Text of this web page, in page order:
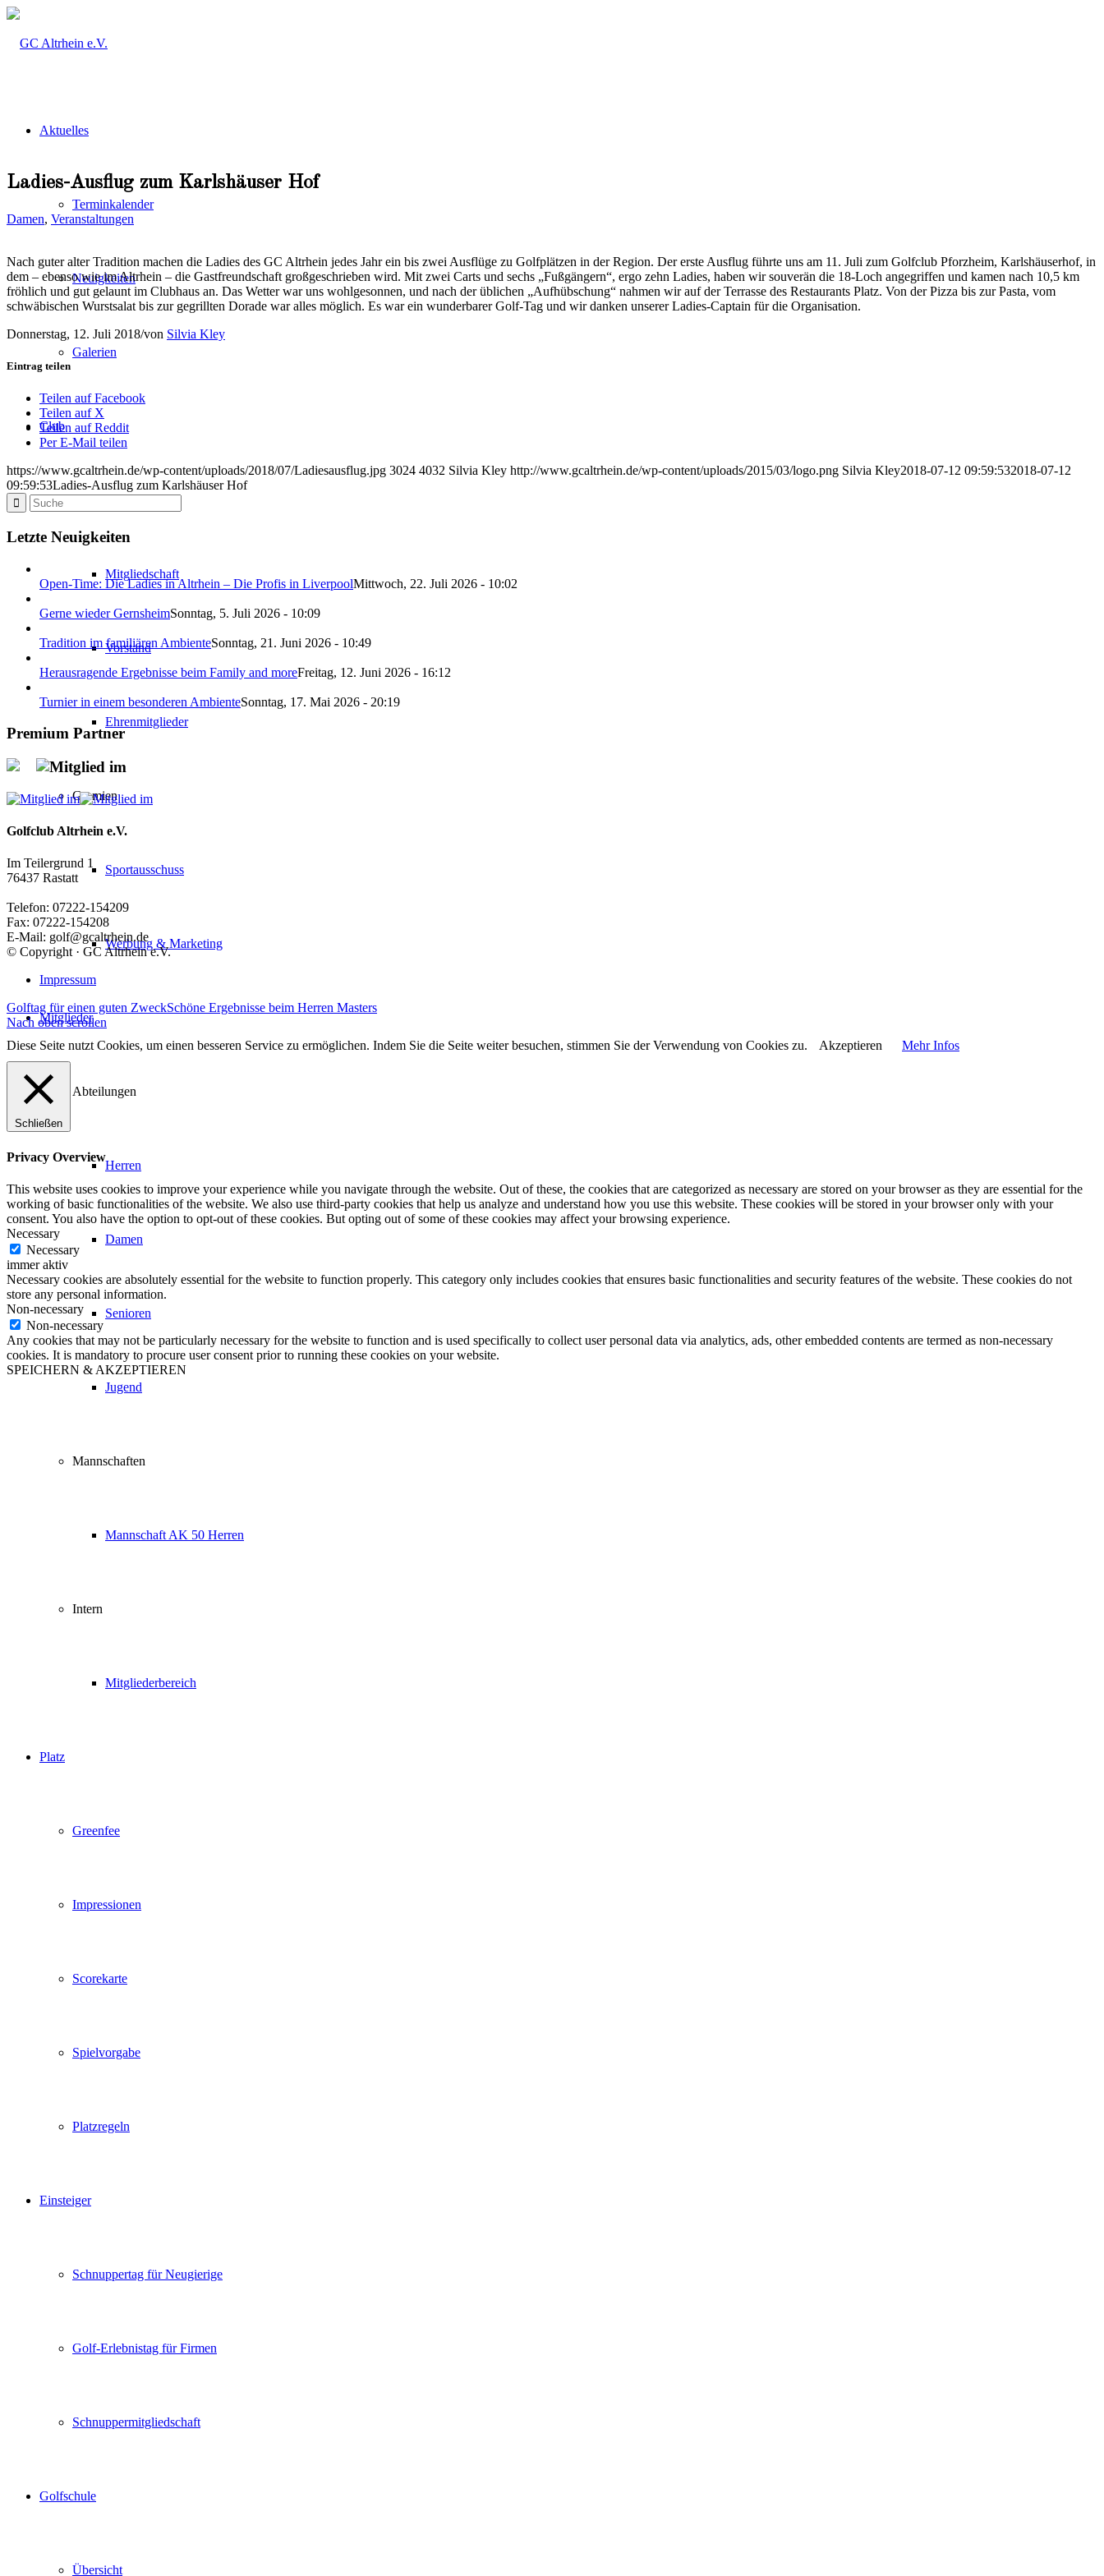
Aktuelles
Terminkalender
Neuigkeiten
Galerien
Club
Information
Mitgliedschaft
Vorstand
Ehrenmitglieder
Gremien
Sportausschuss
Werbung & Marketing
Mitglieder
Abteilungen
Herren
Damen
Senioren
Jugend
Mannschaften
Mannschaft AK 50 Herren
Intern
Mitgliederbereich
Platz
Greenfee
Impressionen
Scorekarte
Spielvorgabe
Platzregeln
Einsteiger
Schnuppertag für Neugierige
Golf-Erlebnistag für Firmen
Schnuppermitgliedschaft
Golfschule
Übersicht
Ladies-Ausflug zum Karlshäuser Hof
Damen, Veranstaltungen
Nach guter alter Tradition machen die Ladies des GC Altrhein jedes Jahr ein bis zwei Ausflüge zu Golfplätzen in der Region. Der erste Ausflug führte uns am 11. Juli zum Golfclub Pforzheim, Karlshäuserhof, in
dem – ebenso wie im Altrhein – die Gastfreundschaft großgeschrieben wird. Mit zwei Carts und sechs „Fußgängern“, ergo zehn Ladies, haben wir souverän die 18-Loch angegriffen und kamen nach 10,5 km
fröhlich und gut gelaunt im Clubhaus an. Das Wetter war uns wohlgesonnen, und nach der üblichen „Aufhübschung“ nahmen wir auf der Terrasse des Restaurants Platz. Von der Pizza bis zur Pasta, vom
schwäbischen Wurstsalat bis zur gegrillten Dorade war alles möglich. Es war ein wunderbarer Golf-Tag und wir danken unserer Ladies-Captain für die Organisation.
Donnerstag, 12. Juli 2018/von Silvia Kley
Eintrag teilen
Teilen auf Facebook
Teilen auf X
Teilen auf Reddit
Per E-Mail teilen
https://www.gcaltrhein.de/wp-content/uploads/2018/07/Ladiesausflug.jpg 3024 4032 Silvia Kley http://www.gcaltrhein.de/wp-content/uploads/2015/03/logo.png Silvia Kley2018-07-12 09:59:532018-07-12
09:59:53Ladies-Ausflug zum Karlshäuser Hof
Letzte Neuigkeiten
Open-Time: Die Ladies in Altrhein – Die Profis in LiverpoolMittwoch, 22. Juli 2026 - 10:02
Gerne wieder GernsheimSonntag, 5. Juli 2026 - 10:09
Tradition im familiären AmbienteSonntag, 21. Juni 2026 - 10:49
Herausragende Ergebnisse beim Family and moreFreitag, 12. Juni 2026 - 16:12
Turnier in einem besonderen AmbienteSonntag, 17. Mai 2026 - 20:19
Premium Partner
Mitglied im
Golfclub Altrhein e.V.
Im Teilergrund 1
76437 Rastatt
Telefon: 07222-154209
Fax: 07222-154208
E-Mail: golf@gcaltrhein.de
© Copyright · GC Altrhein e.V.
Impressum
Golftag für einen guten ZweckSchöne Ergebnisse beim Herren Masters
Nach oben scrollen
Diese Seite nutzt Cookies, um einen besseren Service zu ermöglichen. Indem Sie die Seite weiter besuchen, stimmen Sie der Verwendung von Cookies zu.
Akzeptieren Mehr Infos
Schließen
Privacy Overview
This website uses cookies to improve your experience while you navigate through the website. Out of these, the cookies that are categorized as necessary are stored on your browser as they are essential for the
working of basic functionalities of the website. We also use third-party cookies that help us analyze and understand how you use this website. These cookies will be stored in your browser only with your
consent. You also have the option to opt-out of these cookies. But opting out of some of these cookies may affect your browsing experience.
Necessary
Necessary
immer aktiv
Necessary cookies are absolutely essential for the website to function properly. This category only includes cookies that ensures basic functionalities and security features of the website. These cookies do not
store any personal information.
Non-necessary
Non-necessary
Any cookies that may not be particularly necessary for the website to function and is used specifically to collect user personal data via analytics, ads, other embedded contents are termed as non-necessary
cookies. It is mandatory to procure user consent prior to running these cookies on your website.
SPEICHERN & AKZEPTIEREN